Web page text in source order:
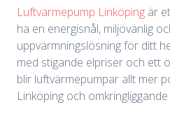
Luftvärmepump Linköping är
ha en energisnål, miljövänlig
uppvärmningslösning för ditt
med stigande elpriser och ett
blir luftvärmepumpar allt mer
Linköping och